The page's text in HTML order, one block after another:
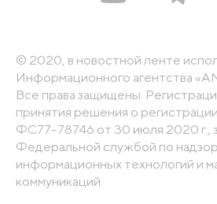
© 2020, в новостной ленте
Информационного агентства
Все права защищены.
принятия решения о
ФС77-78746 от 30 июля 2020 г.,
Федеральной службой по
информационных технологий и
коммуникаций